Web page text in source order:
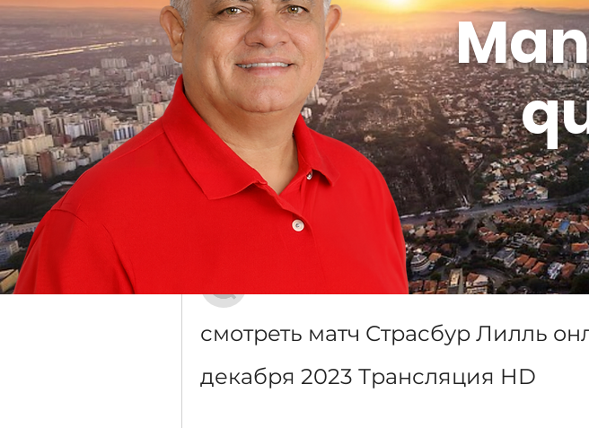
Grupo Dr. Jorge do Carmo
Público · 16 membros
Discussão Mídia Membros Sobre
Елисей Мирошниченко
смотреть матч Страсбур Лилль
декабря 2023 Трансляция HD